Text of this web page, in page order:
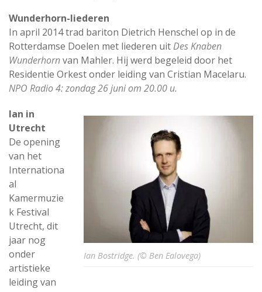
Wunderhorn-liederen
In april 2014 trad bariton Dietrich Henschel op in de
Rotterdamse Doelen met liederen uitDes Knaben
Wunderhornvan Mahler. Hij werd begeleid door het
Residentie Orkest onder leiding van Cristian Macelaru.
NPO Radio 4: zondag 26 juni om 20.00 u.
Ian Bostridge. (© Ben Ealovega)
Ian in
Utrecht
De opening
van het
Internationa
al
Kamermuzie
k Festival
Utrecht, dit
jaar nog
onder
artistieke
leiding van